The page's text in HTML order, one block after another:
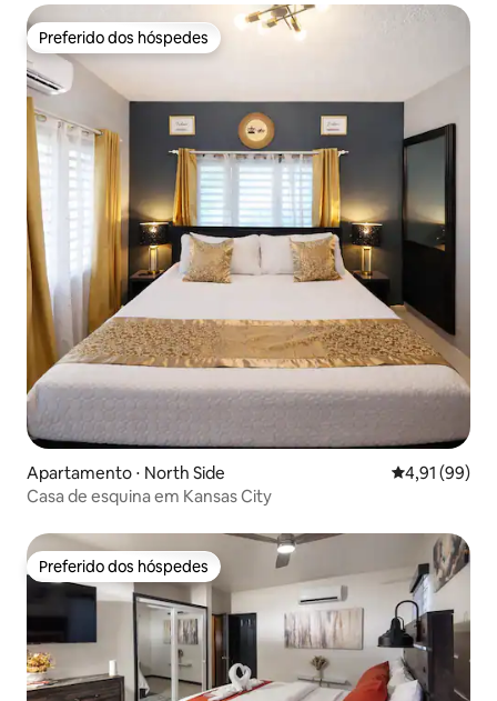
Preferido dos hóspedes
Preferido dos hóspedes
Apartamento ⋅ North Side 4,91 de uma
4,91 (99)
Casa de esquina em Kansas City
Preferido dos hóspedes
Preferido dos hóspedes